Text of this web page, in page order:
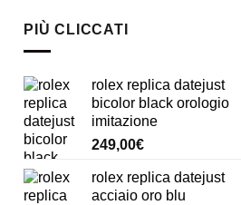
PIÙ CLICCATI
rolex replica datejust
bicolor black orologio
imitazione
249,00€
rolex replica datejust
acciaio oro blu